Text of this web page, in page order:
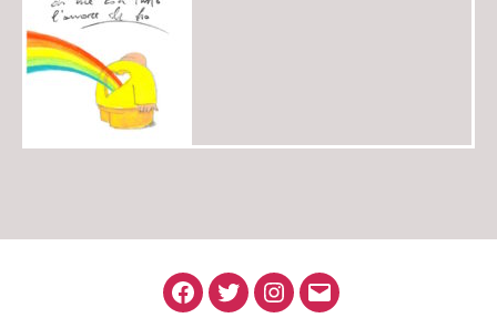
Facebook
TwitterInstagram
Email